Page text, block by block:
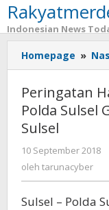
Lewati
ke
konten
Indonesian News
Homepage »
Peringatan
Polda Sulsel
Sulsel
10 September 2018
oleh tarunacyber
Sulsel – Polda